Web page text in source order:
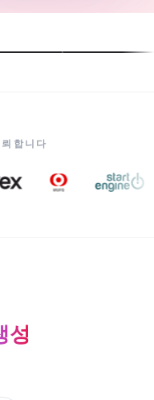
합니다
성